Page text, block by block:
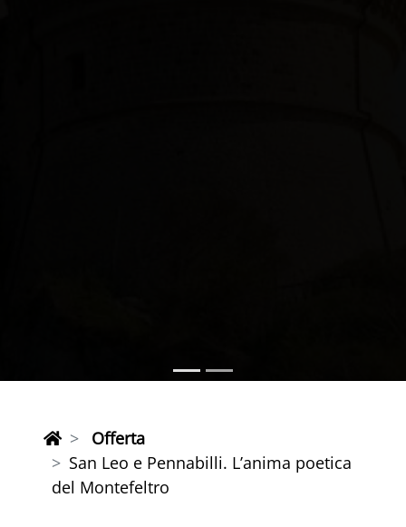
Offerta
San Leo e Pennabilli. L’anima poetica
del Montefeltro